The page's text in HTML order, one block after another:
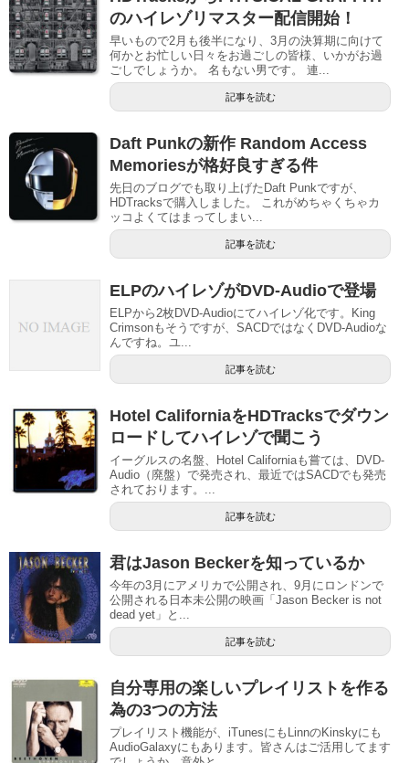
のハイレゾリマスター配信開始！
早いもので2月も後半になり、3月の決算期に向けて
何かとお忙しい日々をお過ごしの皆様、いかがお過
ごしでしょうか。 名もない男です。 連...
記事を読む
Daft Punkの新作 Random Access
Memoriesが格好良すぎる件
先日のブログでも取り上げたDaft Punkですが、
HDTracksで購入しました。 これがめちゃくちゃカ
ッコよくてはまってしまい...
記事を読む
ELPのハイレゾがDVD-Audioで登場
ELPから2枚DVD-Audioにてハイレゾ化です。King
Crimsonもそうですが、SACDではなくDVD-Audioな
んですね。ユ...
記事を読む
Hotel CaliforniaをHDTracksでダウン
ロードしてハイレゾで聞こう
イーグルスの名盤、Hotel Californiaも嘗ては、DVD-
Audio（廃盤）で発売され、最近ではSACDでも発売
されております。...
記事を読む
君はJason Beckerを知っているか
今年の3月にアメリカで公開され、9月にロンドンで
公開される日本未公開の映画「Jason Becker is not
dead yet」と...
記事を読む
自分専用の楽しいプレイリストを作る
為の3つの方法
プレイリスト機能が、iTunesにもLinnのKinskyにも
AudioGalaxyにもあります。皆さんはご活用してます